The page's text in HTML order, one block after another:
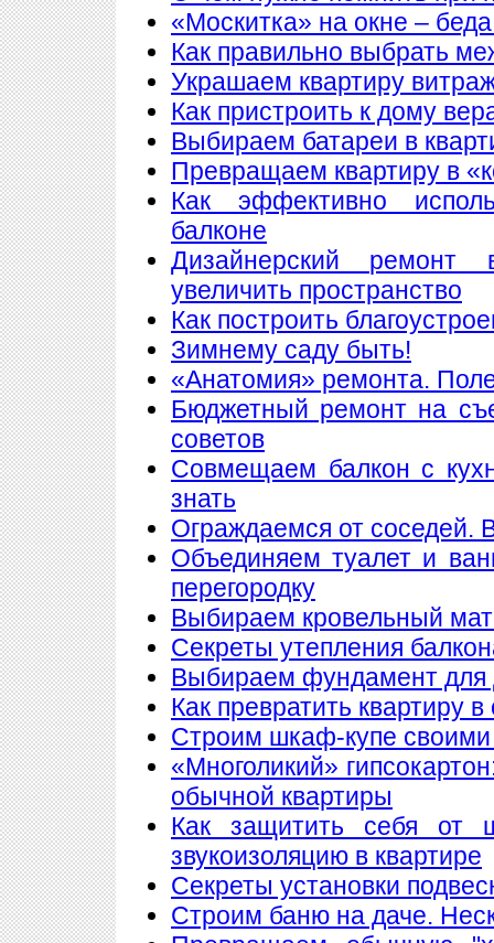
«Москитка» на окне –
Как правильно выбрать
Украшаем квартиру
Как пристроить к дому
Выбираем батареи в
Превращаем квартиру в
Как эффективно
балконе
Дизайнерский
увеличить пространство
Как построить
Зимнему саду быть!
«Анатомия» ремонта.
Бюджетный ремонт на
советов
Совмещаем балкон с
знать
Ограждаемся от соседей.
Объединяем туалет и
перегородку
Выбираем кровельный
Секреты утепления
Выбираем фундамент для
Как превратить квартиру
Строим шкаф-купе
«Многоликий»
обычной квартиры
Как защитить себя от
звукоизоляцию в квартире
Секреты установки
Строим баню на даче.